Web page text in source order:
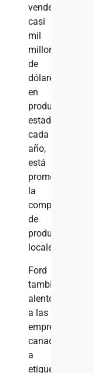
vende
casi
mil
millones
de
dólares
en
productos
estadounidenses
cada
año,
está
promoviendo
la
compra
de
productos
locales.
Ford
también
alentó
a las
empresas
canadienses
a
etiquetar